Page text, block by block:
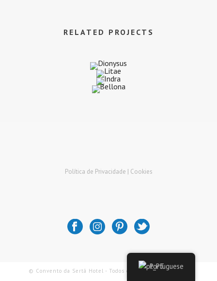
RELATED PROJECTS
Política de Privacidade | Cookies
© Convento da Sertã Hotel - Todos os Direitos Reservados
Portuguese